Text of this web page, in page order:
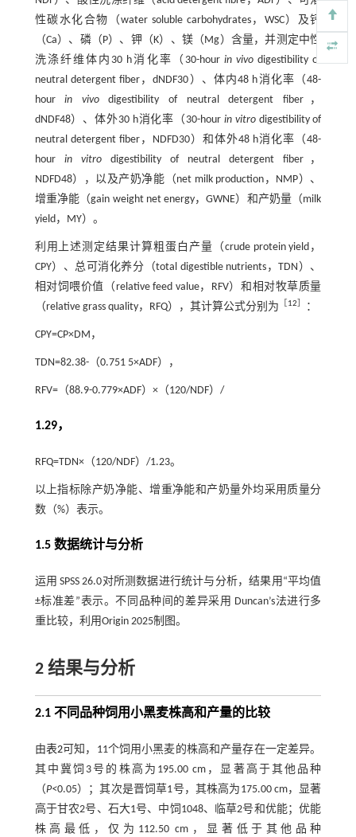
性碳水化合物（water soluble carbohydrates，WSC）及钙
（Ca）、磷（P）、钾（K）、镁（Mg）含量，并测定中性
洗涤纤维体内30 h消化率（30-hourin vivo digestibility of
neutral detergent fiber，dNDF30）、体内48 h消化率（48-
hourin vivodigestibility of neutral detergent fiber，
dNDF48）、体外30 h消化率（30-hour in vitrodigestibility of
neutral detergent fiber，NDFD30）和体外48 h消化率（48-
hour in vitrodigestibility of neutral detergent fiber，
NDFD48），以及产奶净能（net milk production，NMP）、
增重净能（gain weight net energy，GWNE）和产奶量（milk
yield，MY）。
利用上述测定结果计算粗蛋白产量（crude protein yield，
CPY）、总可消化养分（total digestible nutrients，TDN）、
相对饲喂价值（relative feed value，RFV）和相对牧草质量
（relative grass quality，RFQ），其计算公式分别为
12 ：
CPY=CP×DM，
TDN=82.38-（0.751 5×ADF），
RFV=（88.9-0.779×ADF）×（120/NDF）/
1.29，
RFQ=TDN×（120/NDF）/1.23。
以上指标除产奶净能、增重净能和产奶量外均采用质量分
数（%）表示。
1.5 数据统计与分析
运用 SPSS 26.0对所测数据进行统计与分析，结果用“平均值
±标准差”表示。不同品种间的差异采用 Duncan’s法进行多
重比较，利用Origin 2025制图。
2 结果与分析
2.1 不同品种饲用小黑麦株高和产量的比较
由表2可知，11个饲用小黑麦的株高和产量存在一定差异。
其中冀饲3号的株高为195.00 cm，显著高于其他品种
（P<0.05）；其次是晋饲草1号，其株高为175.00 cm，显著
高于甘农2号、石大1号、中饲1048、临草2号和优能；优能
株高最低，仅为112.50 cm，显著低于其他品种